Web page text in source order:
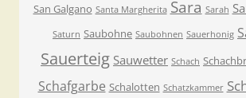
San Galgano Santa Margherita Sara Sarah
Saturn Saubohne Saubohnen Sauerhonig
Sauerteig Sauwetter Schach
Schafgarbe Schalotten Schatzkammer